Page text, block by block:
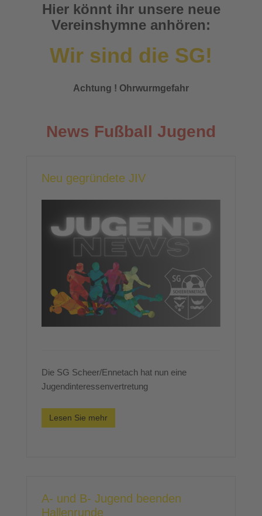
Hier könnt ihr unsere neue
Vereinshymne anhören:
Wir sind die SG!
Achtung ! Ohrwurmgefahr
News Fußball Jugend
Neu gegründete JIV
Die SG Scheer/Ennetach hat nun eine
Jugendinteressenvertretung
Lesen Sie mehr
A- und B- Jugend beenden
Hallenrunde